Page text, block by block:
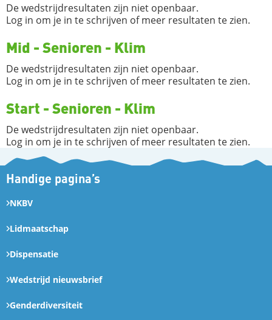
De wedstrijdresultaten zijn niet openbaar.
Log in om je in te schrijven of meer resultaten te zien.
Mid - Senioren - Klim
De wedstrijdresultaten zijn niet openbaar.
Log in om je in te schrijven of meer resultaten te zien.
Start - Senioren - Klim
De wedstrijdresultaten zijn niet openbaar.
Log in om je in te schrijven of meer resultaten te zien.
Handige pagina’s
NKBV
Lidmaatschap
Dispensatie
Wedstrijd nieuwsbrief
Genderdiversiteit